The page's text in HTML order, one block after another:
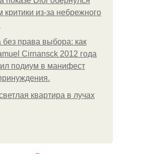
критики из-за небрежного
без права выбора: как
Cirnansck 2012 года
подиум в манифест
квартира в лучах